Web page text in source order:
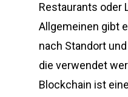
Restaurants oder
Allgemeinen gibt
nach Standort
die verwendet
Blockchain ist